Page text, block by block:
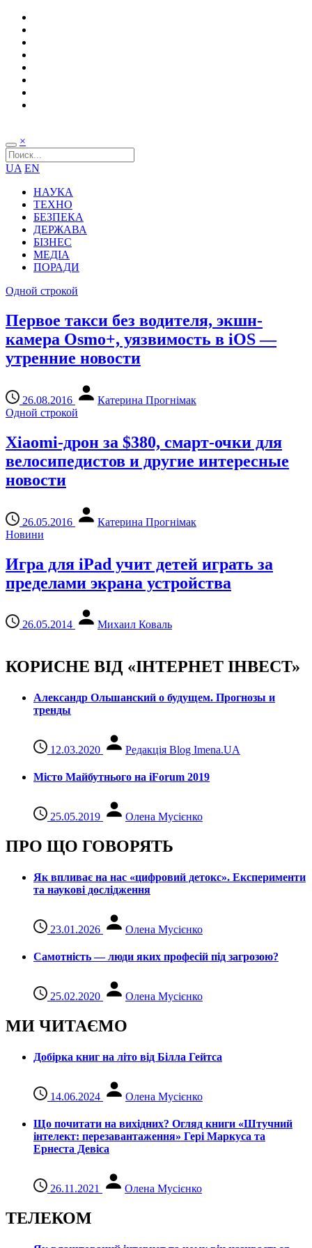
×
UA EN
НАУКА
ТЕХНО
БЕЗПЕКА
ДЕРЖАВА
БІЗНЕС
МЕДІА
ПОРАДИ
Одной строкой
Первое такси без водителя, экшн-
камера Osmo+, уязвимость в iOS —
утренние новости
26.08.2016
Катерина Прогнімак
Одной строкой
Xiaomi-дрон за $380, смарт-очки для
велосипедистов и другие интересные
новости
26.05.2016
Катерина Прогнімак
Новини
Игра для iPad учит детей играть за
пределами экрана устройства
26.05.2014 Михаил Коваль
КОРИСНЕ ВІД «ІНТЕРНЕТ ІНВЕСТ»
Александр Ольшанский о будущем. Прогнозы и
тренды
12.03.2020 Редакція Blog Imena.UA
Місто Майбутнього на iForum 2019
25.05.2019 Олена Мусієнко
ПРО ЩО ГОВОРЯТЬ
Як впливає на нас «цифровий детокс». Експерименти
та наукові дослідження
23.01.2026 Олена Мусієнко
Самотність — люди яких професій під загрозою?
25.02.2020 Олена Мусієнко
МИ ЧИТАЄМО
Добірка книг на літо від Білла Гейтса
14.06.2024 Олена Мусієнко
Що почитати на вихідних? Огляд книги «Штучний
інтелект: перезавантаження» Гері Маркуса та
Ернеста Девіса
26.11.2021 Олена Мусієнко
ТЕЛЕКОМ